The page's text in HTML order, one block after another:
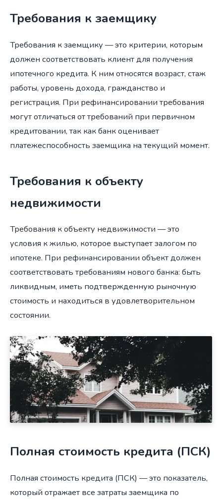
Требования к заемщику
Требования к заемщику — это критерии, которым
должен соответствовать клиент для получения
ипотечного кредита. К ним относятся возраст, стаж
работы, уровень дохода, гражданство и
регистрация. При рефинансировании требования
могут отличаться от требований при первичном
кредитовании, так как банк оценивает
платежеспособность заемщика на текущий момент.
Требования к объекту
недвижимости
Требования к объекту недвижимости — это
условия к жилью, которое выступает залогом по
ипотеке. При рефинансировании объект должен
соответствовать требованиям нового банка: быть
ликвидным, иметь подтвержденную рыночную
стоимость и находиться в удовлетворительном
состоянии.
Полная стоимость кредита (ПСК)
Полная стоимость кредита (ПСК) — это показатель,
который отражает все затраты заемщика по